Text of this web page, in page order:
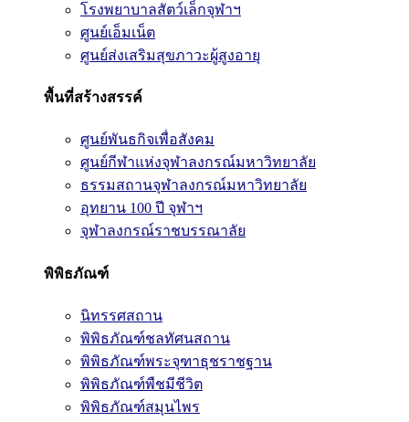
โรงพยาบาลสัตว์เล็กจุฬาฯ
ศูนย์เอ็มเน็ต
ศูนย์ส่งเสริมสุขภาวะผู้สูงอายุ
พื้นที่สร้างสรรค์
ศูนย์พันธกิจเพื่อสังคม
ศูนย์กีฬาแห่งจุฬาลงกรณ์มหาวิทยาลัย
ธรรมสถานจุฬาลงกรณ์มหาวิทยาลัย
อุทยาน 100 ปี จุฬาฯ
จุฬาลงกรณ์ราชบรรณาลัย
พิพิธภัณฑ์
นิทรรศสถาน
พิพิธภัณฑ์ชลทัศนสถาน
พิพิธภัณฑ์พระจุฑาธุชราชฐาน
พิพิธภัณฑ์พืชมีชีวิต
พิพิธภัณฑ์สมุนไพร